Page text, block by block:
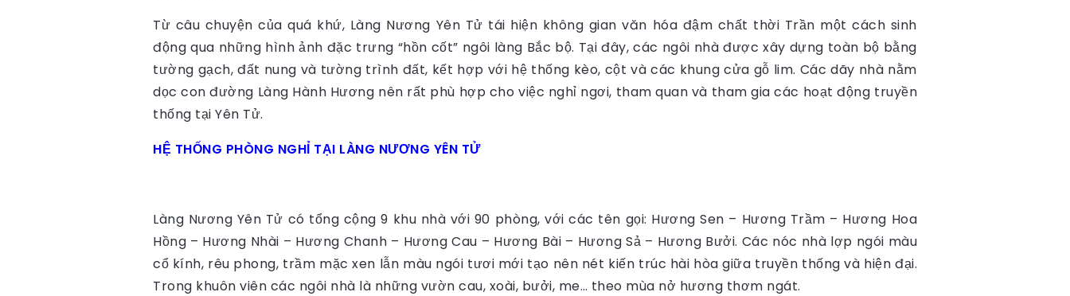
Từ câu chuyện của quá khứ, Làng Nương Yên Tử tái hiện không gian văn hóa đậm chất thời Trần một cách sinh
động qua những hình ảnh đặc trưng “hồn cốt” ngôi làng Bắc bộ. Tại đây, các ngôi nhà được xây dựng toàn bộ bằng
tường gạch, đất nung và tường trình đất, kết hợp với hệ thống kèo, cột và các khung cửa gỗ lim. Các dãy nhà nằm
dọc con đường Làng Hành Hương nên rất phù hợp cho việc nghỉ ngơi, tham quan và tham gia các hoạt động truyền
thống tại Yên Tử.
HỆ THỐNG PHÒNG NGHỈ TẠI LÀNG NƯƠNG YÊN TỬ
Làng Nương Yên Tử có tổng cộng 9 khu nhà với 90 phòng, với các tên gọi: Hương Sen – Hương Trầm – Hương Hoa
Hồng – Hương Nhài – Hương Chanh – Hương Cau – Hương Bài – Hương Sả – Hương Bưởi. Các nóc nhà lợp ngói màu
cổ kính, rêu phong, trầm mặc xen lẫn màu ngói tươi mới tạo nên nét kiến trúc hài hòa giữa truyền thống và hiện đại.
Trong khuôn viên các ngôi nhà là những vườn cau, xoài, bưởi, me… theo mùa nở hương thơm ngát.